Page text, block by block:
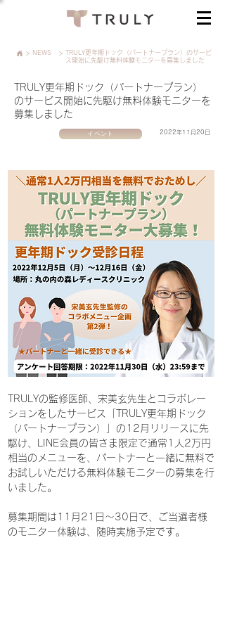
> NEWS > TRULY更年期ドック（パートナープラン）のサービ
ス開始に先駆け無料体験モニターを募集しました
TRULY更年期ドック（パートナープラン）
のサービス開始に先駆け無料体験モニターを
募集しました
イベント 2022年11月20日
TRULYの監修医師、宋美玄先生とコラボレー
ションをしたサービス「TRULY更年期ドック
（パートナープラン）」の12月リリースに先
駆け、LINE会員の皆さま限定で通常1人2万円
相当のメニューを、パートナーと一緒に無料で
お試しいただける無料体験モニターの募集を行
いました。
募集期間は11月21日～30日で、
ご当選者様
のモニター体験は、随時実施予定です。